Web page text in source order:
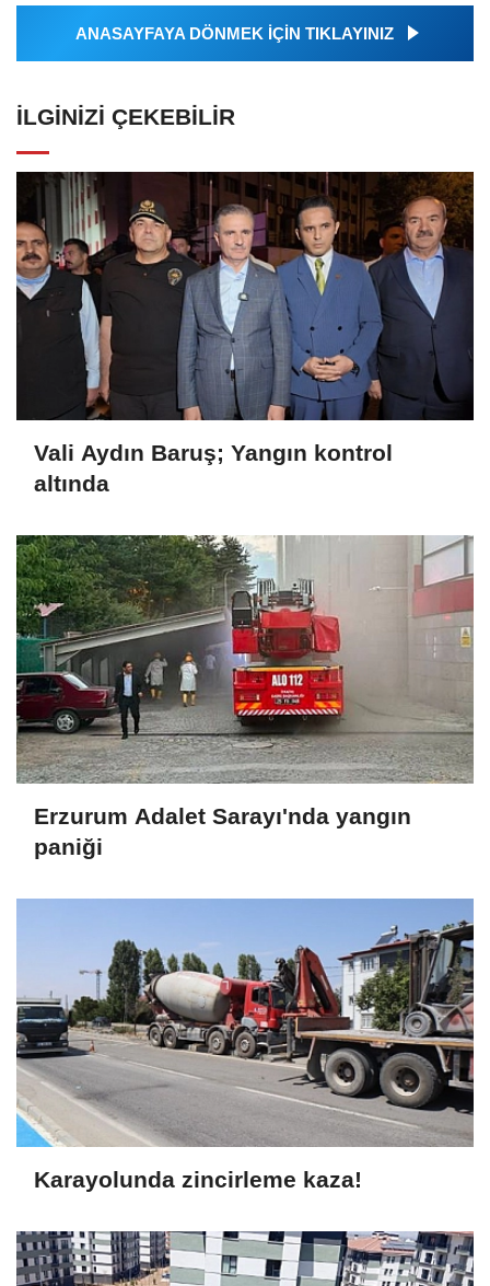
ANASAYFAYA DÖNMEK İÇİN TIKLAYINIZ
İLGINIZI ÇEKEBILIR
Vali Aydın Baruş; Yangın kontrol
altında
Erzurum Adalet Sarayı'nda yangın
paniği
Karayolunda zincirleme kaza!